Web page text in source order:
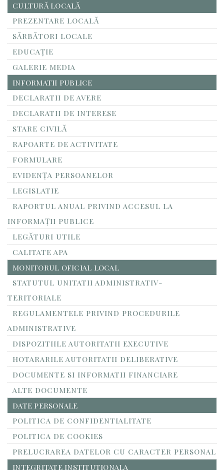
CULTURĂ LOCALĂ
PREZENTARE LOCALĂ
SĂRBĂTORI LOCALE
EDUCAȚIE
GALERIE MEDIA
INFORMATII PUBLICE
DECLARATII DE AVERE
DECLARATII DE INTERESE
STARE CIVILĂ
RAPOARTE DE ACTIVITATE
FORMULARE
EVIDENȚA PERSOANELOR
LEGISLATIE
RAPORTUL ANUAL PRIVIND ACCESUL LA
INFORMAŢII PUBLICE
LEGĂTURI UTILE
CALITATE APA
MONITORUL OFICIAL LOCAL
STATUTUL UNITATII ADMINISTRATIV-
TERITORIALE
REGULAMENTELE PRIVIND PROCEDURILE
ADMINISTRATIVE
DISPOZITIILE AUTORITATII EXECUTIVE
HOTARARILE AUTORITATII DELIBERATIVE
DOCUMENTE SI INFORMATII FINANCIARE
ALTE DOCUMENTE
DATE PERSONALE
POLITICA DE CONFIDENTIALITATE
POLITICA DE COOKIES
PRELUCRAREA DATELOR CU CARACTER PERSONAL
INTEGRITATE INSTITUTIONALA